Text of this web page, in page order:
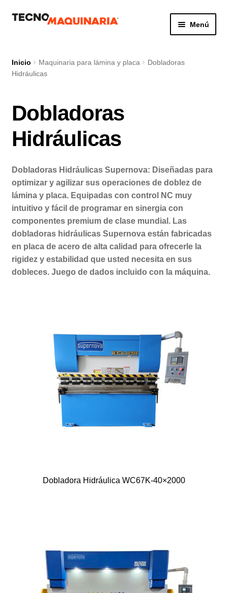
IrIr
Menú
Nosotros
Inicio Maquinaria para lámina y placa
Dobladoras
Hidráulicas
Dobladoras
Hidráulicas
Dobladoras Hidráulicas Supernova: Diseñadas para
optimizar y agilizar sus operaciones de doblez de
lámina y placa. Equipadas con control NC muy
intuitivo y fácil de programar en sinergia con
componentes premium de clase mundial. Las
dobladoras hidráulicas Supernova están fabricadas
en placa de acero de alta calidad para ofrecerle la
rigidez y estabilidad que usted necesita en sus
dobleces. Juego de dados incluido con la máquina.
Dobladora Hidráulica WC67K-40×2000